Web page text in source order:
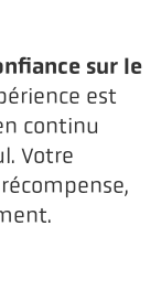
sur le
est
continu
Votre